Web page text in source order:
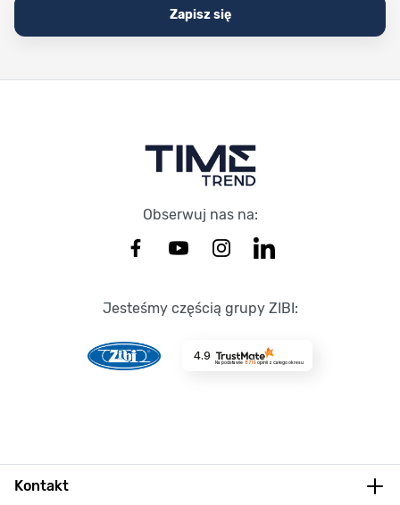
Zapisz się
Obserwuj nas na:
Jesteśmy częścią grupy ZIBI:
4.9
Na podstawie 8719opinii z całego okresu
Kontakt